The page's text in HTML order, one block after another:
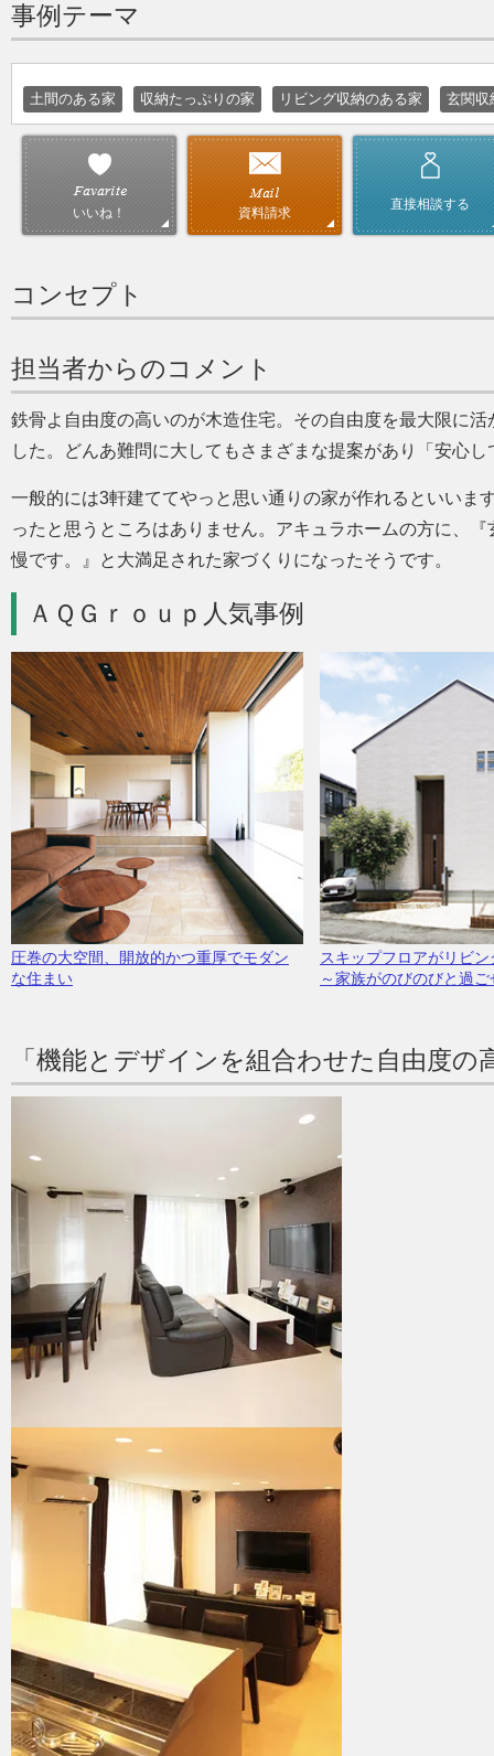
事例テーマ
土間のある家 収納たっぷりの家 リビング収納のある家 玄関収
いいね！ 資料請求
直接相談する
コンセプト
担当者からのコメント
鉄骨よ自由度の高いのが木造住宅。その自由度を最大限に
した。どんあ難問に大してもさまざまな提案があり
安心し
一般的には3軒建ててやっと思い通りの家が作れるといいま
ったと思うところはありません。アキュラホームの方に、
慢です。』と大満足された家づくりになったそうです。
ＡＱＧｒｏｕｐ人気事例
圧巻の大空間、開放的かつ重厚でモダン
な住まい
スキップフロアがリビ
～家族がのびのびと過
「機能とデザインを組合わせた自由度